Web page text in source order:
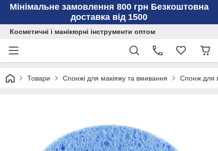
Мінімальне замовлення 800 грн Безкоштовна
доставка від 1500
Косметичні і манікюрні інструменти оптом
Товари Спонжі для макіяжу та вмивання Спонж для